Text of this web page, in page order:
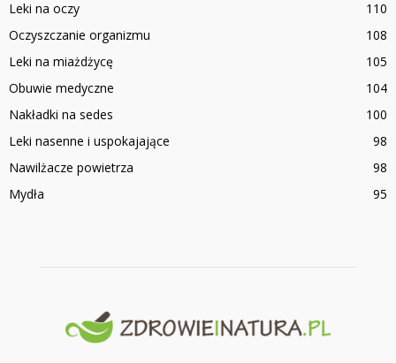
Leki na oczy
110
Oczyszczanie organizmu
108
Leki na miażdżycę
105
Obuwie medyczne
104
Nakładki na sedes
100
Leki nasenne i uspokajające
98
Nawilżacze powietrza
98
Mydła
95